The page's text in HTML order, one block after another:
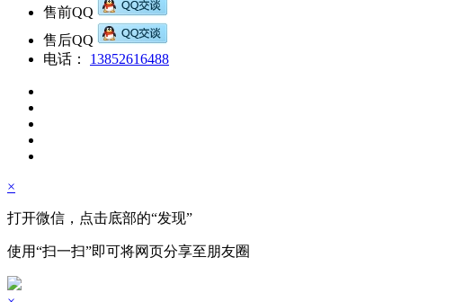
售前QQ
售后QQ
电话：
13852616488
×
打开微信，点击底部的“发现”
使用“扫一扫”即可将网页分享至朋友圈